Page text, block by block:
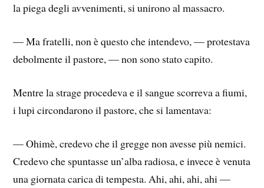
la piega degli avvenimenti, si unirono al massacro.
— Ma fratelli, non è questo che intendevo, — protestava
debolmente il pastore, — non sono stato capito.
Mentre la strage procedeva e il sangue scorreva a fiumi,
i lupi circondarono il pastore, che si lamentava:
— Ohimè, credevo che il gregge non avesse più nemici.
Credevo che spuntasse un’alba radiosa, e invece è venuta
una giornata carica di tempesta. Ahi, ahi, ahi, ahi —